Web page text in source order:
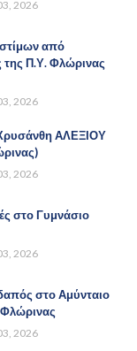
2026
από
της Π.Υ. Φλώρινας
2026
ΑΛΕΞΙΟΥ
2026
στο Γυμνάσιο
2026
στο Αμύνταιο
2026